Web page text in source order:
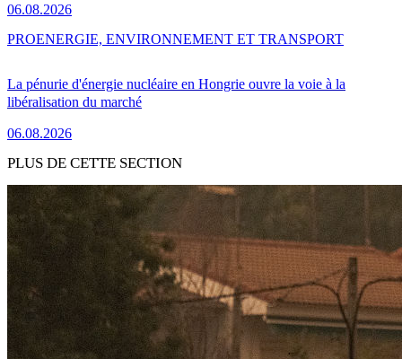
06.08.2026
La pénurie d'énergie nucléaire en Hongrie ouvre la voie à la
libéralisation du marché
06.08.2026
PROENERGIE, ENVIRONNEMENT ET TRANSPORT
PLUS DE CETTE SECTION